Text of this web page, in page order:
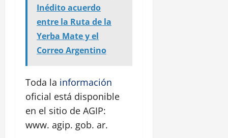
Inédito acuerdo
entre la Ruta de la
Yerba Mate y el
Correo Argentino
Toda la información
oficial está disponible
en el sitio de AGIP:
www. agip. gob. ar.